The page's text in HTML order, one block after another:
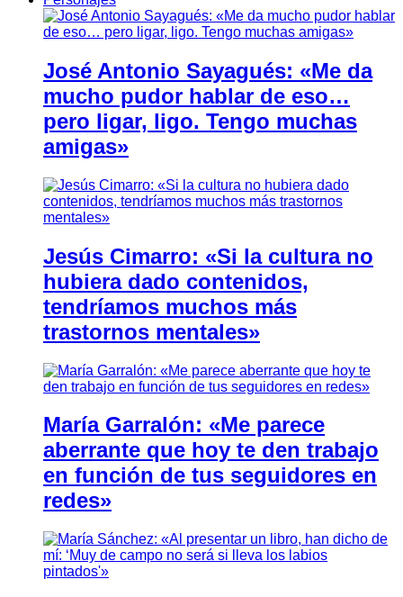
José Antonio Sayagués: «Me da
mucho pudor hablar de eso…
pero ligar, ligo. Tengo muchas
amigas»
Jesús Cimarro: «Si la cultura no
hubiera dado contenidos,
tendríamos muchos más
trastornos mentales»
María Garralón: «Me parece
aberrante que hoy te den trabajo
en función de tus seguidores en
redes»